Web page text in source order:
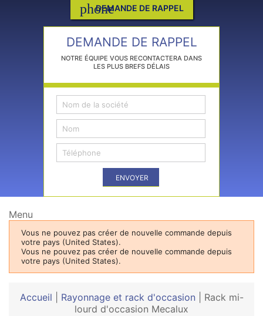
phone
DEMANDE DE RAPPEL
DEMANDE DE RAPPEL
NOTRE ÉQUIPE VOUS RECONTACTERA DANS
LES PLUS BREFS DÉLAIS
ENVOYER
Menu
Vous ne pouvez pas créer de nouvelle commande depuis
votre pays (United States).
Vous ne pouvez pas créer de nouvelle commande depuis
votre pays (United States).
Accueil Rayonnage et rack d'occasion
Rack mi-
lourd d'occasion Mecalux